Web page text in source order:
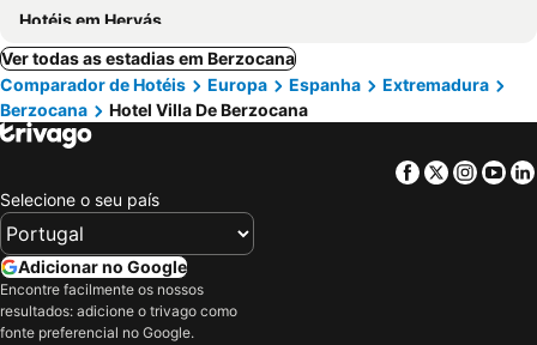
Hotéis em Hervás
Ver todas as estadias em Berzocana
Comparador de Hotéis
Europa Espanha
Extremadura
Berzocana
Hotel Villa De Berzocana
Facebook
Twitter
Selecione o seu país
Adicionar no Google
Encontre facilmente os nossos
resultados: adicione o trivago como
fonte preferencial no Google.